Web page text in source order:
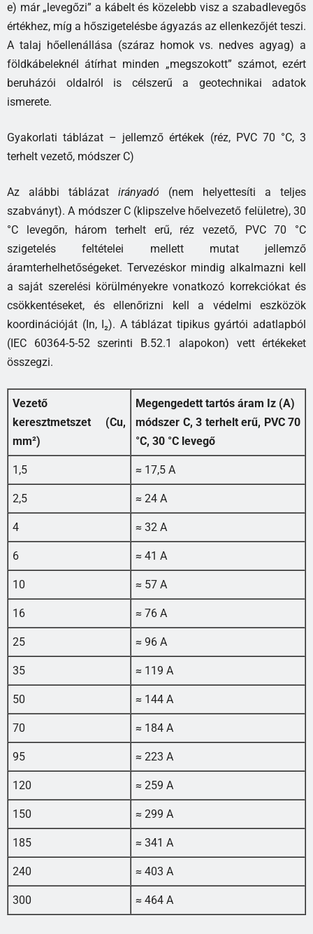
e) már „levegőzi” a kábelt és közelebb visz a szabadlevegős
értékhez, míg a hőszigetelésbe ágyazás az ellenkezőjét teszi.
A talaj hőellenállása (száraz homok vs. nedves agyag) a
földkábeleknél átírhat minden „megszokott” számot, ezért
beruházói oldalról is célszerű a geotechnikai adatok
ismerete.
Gyakorlati táblázat – jellemző értékek (réz, PVC 70 °C, 3
terhelt vezető, módszer C)
Az alábbi táblázat irányadó (nem helyettesíti a teljes
szabványt). A módszer C (klipszelve hőelvezető felületre), 30
°C levegőn, három terhelt erű, réz vezető, PVC 70 °C
szigetelés feltételei mellett mutat jellemző
áramterhelhetőségeket. Tervezéskor mindig alkalmazni kell
a saját szerelési körülményekre vonatkozó korrekciókat és
csökkentéseket, és ellenőrizni kell a védelmi eszközök
koordinációját (In, I₂). A táblázat tipikus gyártói adatlapból
(IEC 60364-5-52 szerinti B.52.1 alapokon) vett értékeket
összegzi.
Vezető
keresztmetszet (Cu,
mm²)
Megengedett tartós áram Iz (A)
módszer C, 3 terhelt erű, PVC 70
°C, 30 °C levegő
1,5 ≈ 17,5 A
2,5 ≈ 24 A
4 ≈ 32 A
6 ≈ 41 A
10 ≈ 57 A
16 ≈ 76 A
25 ≈ 96 A
35 ≈ 119 A
50 ≈ 144 A
70 ≈ 184 A
95 ≈ 223 A
120 ≈ 259 A
150 ≈ 299 A
185 ≈ 341 A
240 ≈ 403 A
300 ≈ 464 A